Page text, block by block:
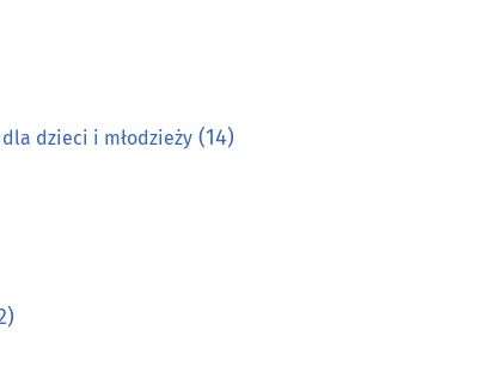
dzieci i młodzieży (14)